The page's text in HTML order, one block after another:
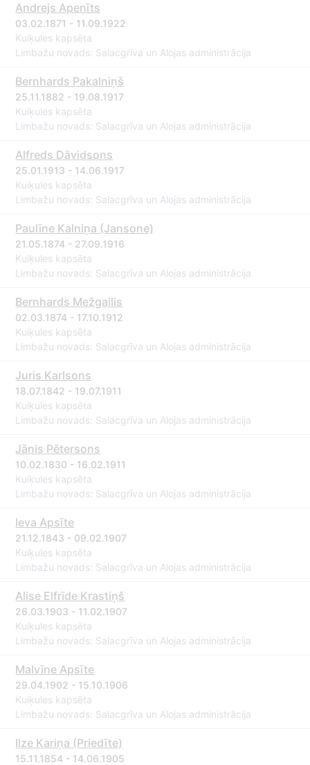
Andrejs Apenīts
03.02.1871 - 11.09.1922
Kuiķules kapsēta
Limbažu novads: Salacgrīva un Alojas administrācija
Bernhards Pakalniņš
25.11.1882 - 19.08.1917
Kuiķules kapsēta
Limbažu novads: Salacgrīva un Alojas administrācija
Alfreds Dāvidsons
25.01.1913 - 14.06.1917
Kuiķules kapsēta
Limbažu novads: Salacgrīva un Alojas administrācija
Paulīne Kalniņa (Jansone)
21.05.1874 - 27.09.1916
Kuiķules kapsēta
Limbažu novads: Salacgrīva un Alojas administrācija
Bernhards Mežgailis
02.03.1874 - 17.10.1912
Kuiķules kapsēta
Limbažu novads: Salacgrīva un Alojas administrācija
Juris Karlsons
18.07.1842 - 19.07.1911
Kuiķules kapsēta
Limbažu novads: Salacgrīva un Alojas administrācija
Jānis Pētersons
10.02.1830 - 16.02.1911
Kuiķules kapsēta
Limbažu novads: Salacgrīva un Alojas administrācija
Ieva Apsīte
21.12.1843 - 09.02.1907
Kuiķules kapsēta
Limbažu novads: Salacgrīva un Alojas administrācija
Alise Elfrīde Krastiņš
26.03.1903 - 11.02.1907
Kuiķules kapsēta
Limbažu novads: Salacgrīva un Alojas administrācija
Malvīne Apsīte
29.04.1902 - 15.10.1906
Kuiķules kapsēta
Limbažu novads: Salacgrīva un Alojas administrācija
Ilze Kariņa (Priedīte)
15.11.1854 - 14.06.1905